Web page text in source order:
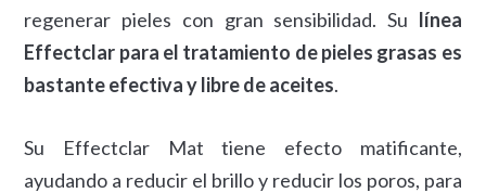
regenerar pieles con gran sensibilidad. Su línea
Effectclar para el tratamiento de pieles grasas es
bastante efectiva y libre de aceites.
Su Effectclar Mat tiene efecto matificante,
ayudando a reducir el brillo y reducir los poros, para